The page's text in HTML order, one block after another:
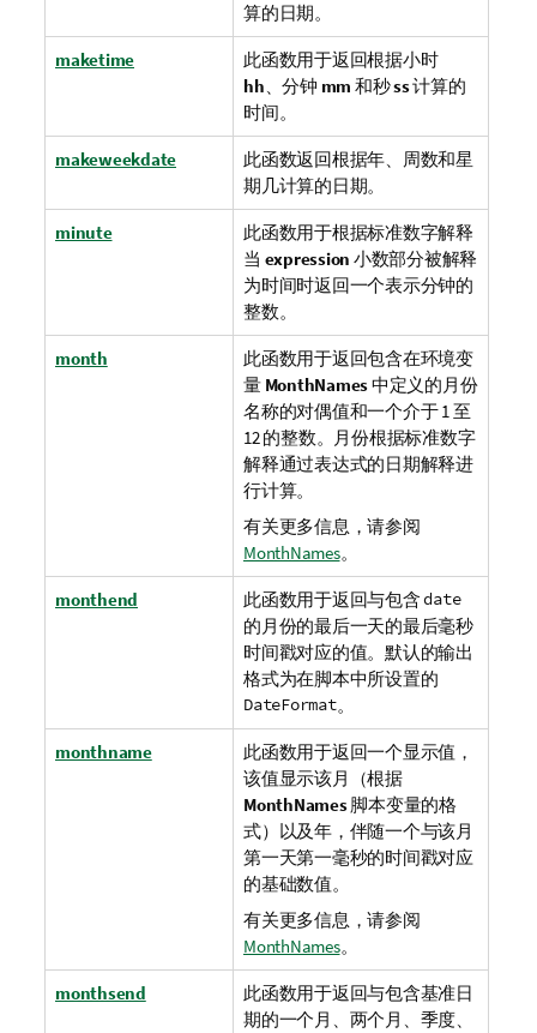
算的日期。
maketime
此函数用于返回根据小时
hh、分钟 mm 和秒ss计算的
时间。
makeweekdate
此函数返回根据年、周数和星
期几计算的日期。
minute
此函数用于根据标准数字解释
当 expression 小数部分被解释
为时间时返回一个表示分钟的
整数。
month
此函数用于返回包含在环境变
量 MonthNames中定义的月份
名称的对偶值和一个介于 1 至
12 的整数。月份根据标准数字
解释通过表达式的日期解释进
行计算。
有关更多信息，请参阅
MonthNames。
monthend 此函数用于返回与包含date
的月份的最后一天的最后毫秒
时间戳对应的值。默认的输出
格式为在脚本中所设置的
DateFormat。
monthname
此函数用于返回一个显示值，
该值显示该月（根据
MonthNames脚本变量的格
式）以及年，伴随一个与该月
第一天第一毫秒的时间戳对应
的基础数值。
有关更多信息，请参阅
MonthNames。
monthsend
此函数用于返回与包含基准日
期的一个月、两个月、季度、